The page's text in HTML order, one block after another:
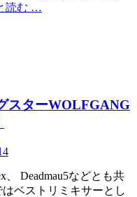
読む …
スターWOLFGANG
Deadmau5などとも共
ベストリミキサーとし